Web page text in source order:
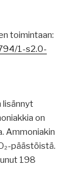
toimintaan:
1-s2.0-
lisännyt
on
Ammoniakin
päästöistä.
198